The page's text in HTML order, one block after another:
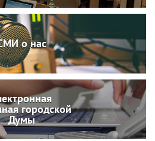
о нас
городской
Думы